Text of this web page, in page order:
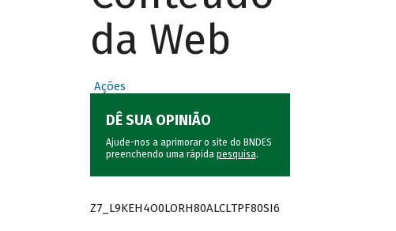
da Web
Ações
DÊ SUA OPINIÃO
Ajude-nos a aprimorar o site do BNDES
preenchendo uma rápida pesquisa.
Z7_L9KEH4O0LORH80ALCLTPF80SI6